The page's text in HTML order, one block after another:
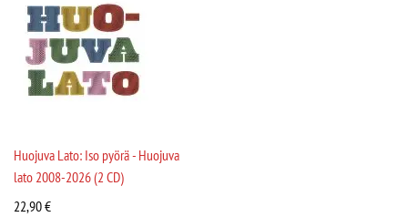
Huojuva Lato: Iso pyörä - Huojuva
lato 2008-2026 (2 CD)
22,90€